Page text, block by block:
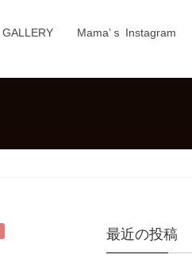
GALLERY Mama’ｓ Instagram
最近の投稿